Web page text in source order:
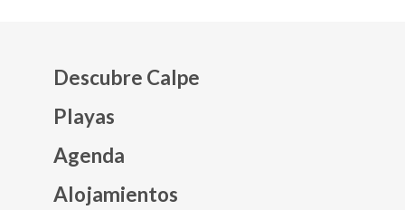
Descubre Calpe
Playas
Agenda
Alojamientos